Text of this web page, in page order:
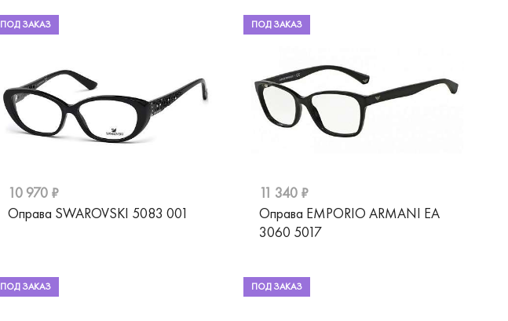
ПОД ЗАКАЗ
10 970 ₽
Оправа SWAROVSKI 5083 001
ПОД ЗАКАЗ
11 340 ₽
Оправа EMPORIO ARMANI EA
3060 5017
ПОД ЗАКАЗ ПОД ЗАКАЗ